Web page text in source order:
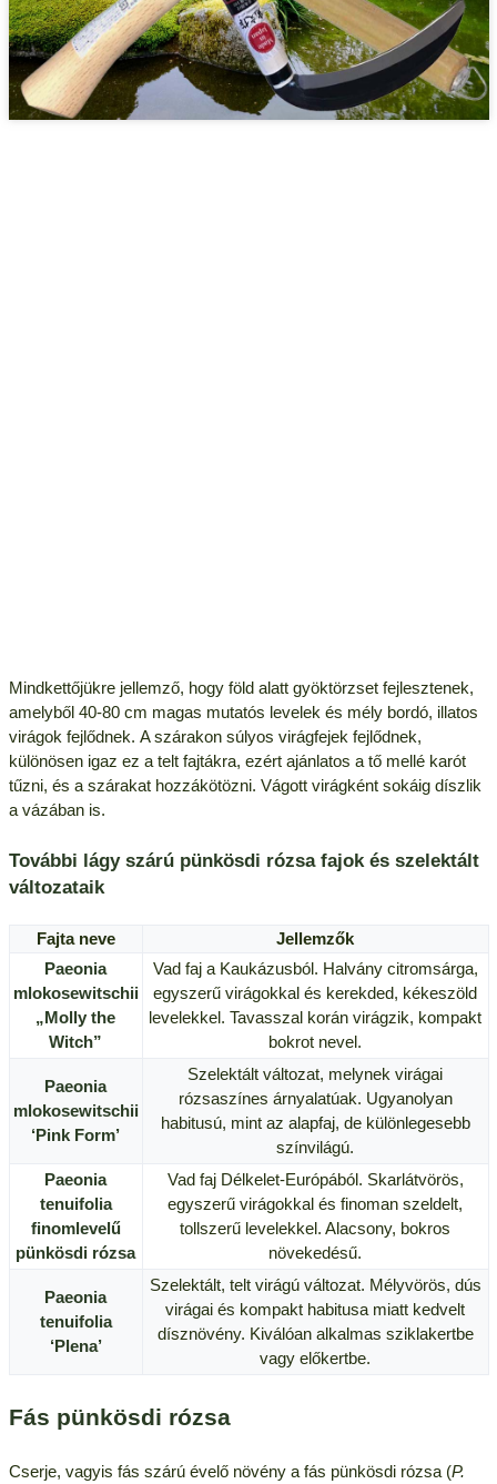
Mindkettőjükre jellemző, hogy föld alatt gyöktörzset fejlesztenek,
amelyből 40-80 cm magas mutatós levelek és mély bordó, illatos
virágok fejlődnek. A szárakon súlyos virágfejek fejlődnek,
különösen igaz ez a telt fajtákra, ezért ajánlatos a tő mellé karót
tűzni, és a szárakat hozzákötözni. Vágott virágként sokáig díszlik
a vázában is.
További lágy szárú pünkösdi rózsa fajok és szelektált
változataik
Fajta neve
Jellemzők
Paeonia
mlokosewitschii
„Molly the
Witch”
Vad faj a Kaukázusból. Halvány citromsárga,
egyszerű virágokkal és kerekded, kékeszöld
levelekkel. Tavasszal korán virágzik, kompakt
bokrot nevel.
Paeonia
mlokosewitschii
‘Pink Form’
Szelektált változat, melynek virágai
rózsaszínes árnyalatúak. Ugyanolyan
habitusú, mint az alapfaj, de különlegesebb
színvilágú.
Paeonia
tenuifolia
finomlevelű
pünkösdi rózsa
Vad faj Délkelet-Európából. Skarlátvörös,
egyszerű virágokkal és finoman szeldelt,
tollszerű levelekkel. Alacsony, bokros
növekedésű.
Paeonia
tenuifolia
‘Plena’
Szelektált, telt virágú változat. Mélyvörös, dús
virágai és kompakt habitusa miatt kedvelt
dísznövény. Kiválóan alkalmas sziklakertbe
vagy előkertbe.
Fás pünkösdi rózsa
Cserje, vagyis fás szárú évelő növény a fás pünkösdi rózsa (P.